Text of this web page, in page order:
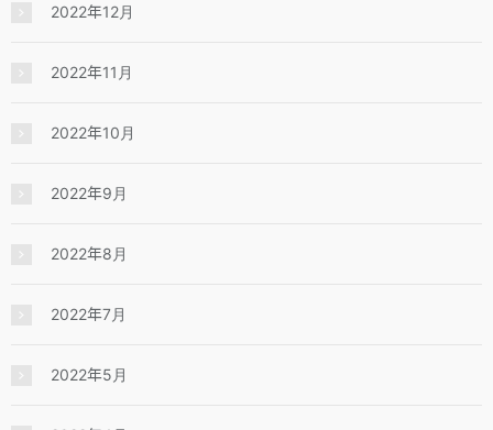
2022年12月
2022年11月
2022年10月
2022年9月
2022年8月
2022年7月
2022年5月